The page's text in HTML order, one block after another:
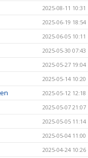
2025-08-11 10:31
2025-06-19 18:54
2025-06-05 10:11
2025-05-30 07:43
2025-05-27 19:04
2025-05-14 10:20
2025-05-12 12:18
2025-05-07 21:07
2025-05-05 11:14
2025-05-04 11:00
2025-04-24 10:26